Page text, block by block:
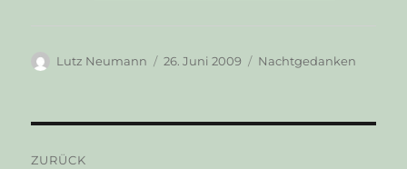
Autor
Lutz Neumann
Veröffentlicht
26. Juni 2009 Kategorien
Nachtgedanken
ZURÜCK